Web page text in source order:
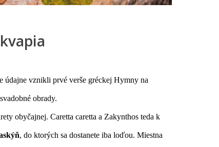
údajne vznikli prvé verše gréckej Hymny na
obrady.
obyčajnej. Caretta caretta a Zakynthos teda k
, do ktorých sa dostanete iba loďou. Miestna